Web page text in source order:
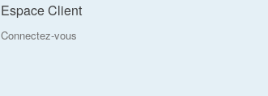
Espace Client
Connectez-vous